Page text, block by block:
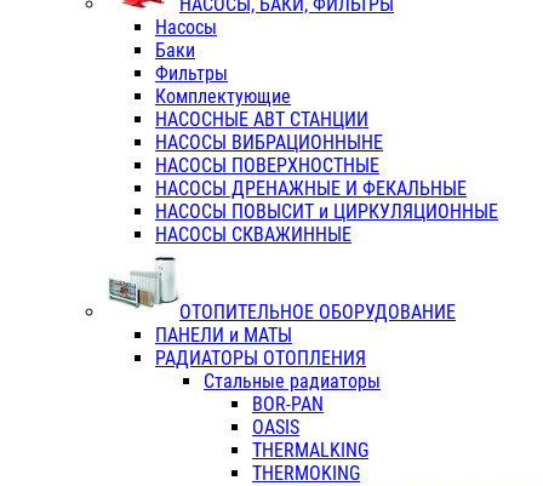
Насосы
Баки
Фильтры
Комплектующие
НАСОСНЫЕ АВТ СТАНЦИИ
НАСОСЫ ВИБРАЦИОННЫНЕ
НАСОСЫ ПОВЕРХНОСТНЫЕ
НАСОСЫ ДРЕНАЖНЫЕ И ФЕКАЛЬНЫЕ
НАСОСЫ ПОВЫСИТ и ЦИРКУЛЯЦИОННЫЕ
НАСОСЫ СКВАЖИННЫЕ
ОТОПИТЕЛЬНОЕ ОБОРУДОВАНИЕ
ПАНЕЛИ и МАТЫ
РАДИАТОРЫ ОТОПЛЕНИЯ
Стальные радиаторы
BOR-PAN
OASIS
THERMALKING
THERMOKING